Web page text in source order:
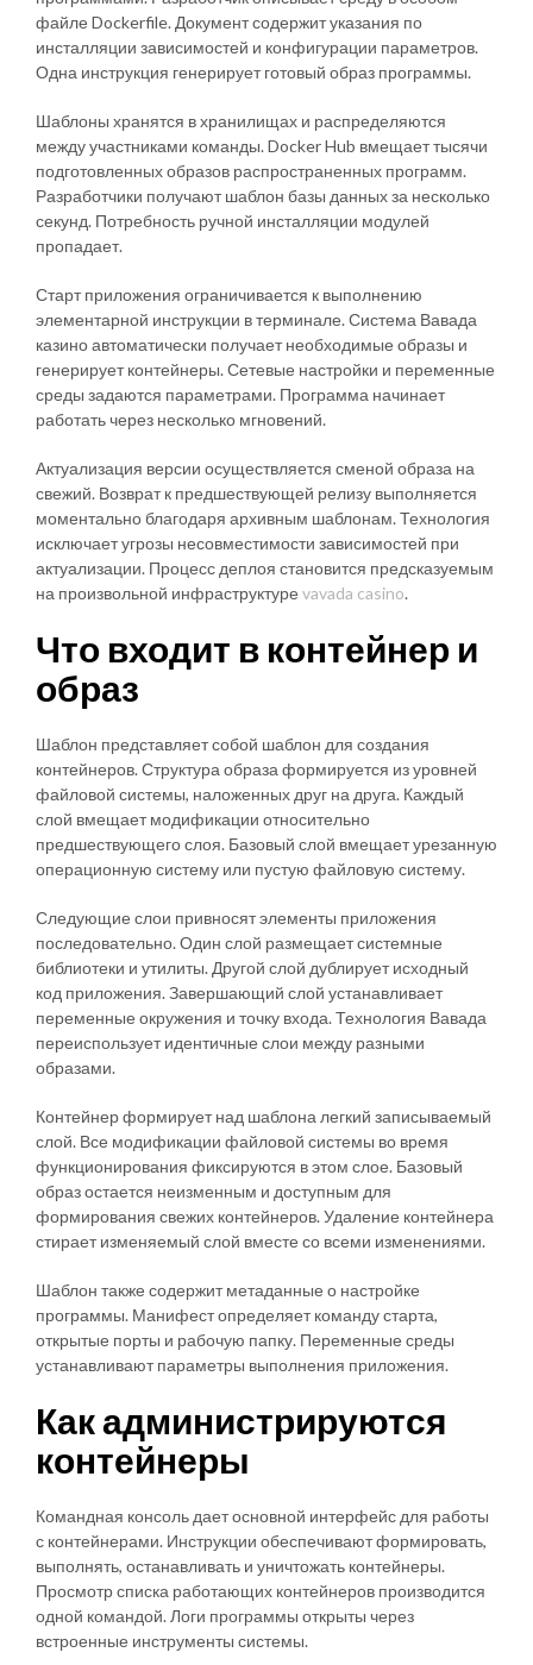
файле Dockerfile. Документ содержит указания по
инсталляции зависимостей и конфигурации параметров.
Одна инструкция генерирует готовый образ программы.
Шаблоны хранятся в хранилищах и распределяются
между участниками команды. Docker Hub вмещает тысячи
подготовленных образов распространенных программ.
Разработчики получают шаблон базы данных за несколько
секунд. Потребность ручной инсталляции модулей
пропадает.
Старт приложения ограничивается к выполнению
элементарной инструкции в терминале. Система Вавада
казино автоматически получает необходимые образы и
генерирует контейнеры. Сетевые настройки и переменные
среды задаются параметрами. Программа начинает
работать через несколько мгновений.
Актуализация версии осуществляется сменой образа на
свежий. Возврат к предшествующей релизу выполняется
моментально благодаря архивным шаблонам. Технология
исключает угрозы несовместимости зависимостей при
актуализации. Процесс деплоя становится предсказуемым
на произвольной инфраструктуре vavada casino.
Что входит в контейнер и
образ
Шаблон представляет собой шаблон для создания
контейнеров. Структура образа формируется из уровней
файловой системы, наложенных друг на друга. Каждый
слой вмещает модификации относительно
предшествующего слоя. Базовый слой вмещает урезанную
операционную систему или пустую файловую систему.
Следующие слои привносят элементы приложения
последовательно. Один слой размещает системные
библиотеки и утилиты. Другой слой дублирует исходный
код приложения. Завершающий слой устанавливает
переменные окружения и точку входа. Технология Вавада
переиспользует идентичные слои между разными
образами.
Контейнер формирует над шаблона легкий записываемый
слой. Все модификации файловой системы во время
функционирования фиксируются в этом слое. Базовый
образ остается неизменным и доступным для
формирования свежих контейнеров. Удаление контейнера
стирает изменяемый слой вместе со всеми изменениями.
Шаблон также содержит метаданные о настройке
программы. Манифест определяет команду старта,
открытые порты и рабочую папку. Переменные среды
устанавливают параметры выполнения приложения.
Как администрируются
контейнеры
Командная консоль дает основной интерфейс для работы
с контейнерами. Инструкции обеспечивают формировать,
выполнять, останавливать и уничтожать контейнеры.
Просмотр списка работающих контейнеров производится
одной командой. Логи программы открыты через
встроенные инструменты системы.